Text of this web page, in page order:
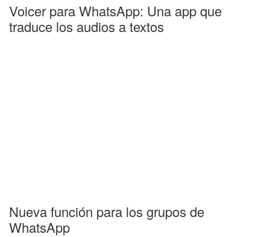
Voicer para WhatsApp: Una app que
traduce los audios a textos
Nueva función para los grupos de
WhatsApp